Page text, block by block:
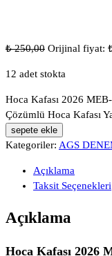
₺250,00 Orijinal fiyat:
12 adet stokta
Hoca Kafası 2026
Çözümlü Hoca Kafası
sepete ekle
Kategoriler: AGS
Açıklama
Taksit Seçenekleri
Açıklama
Hoca Kafası 2026